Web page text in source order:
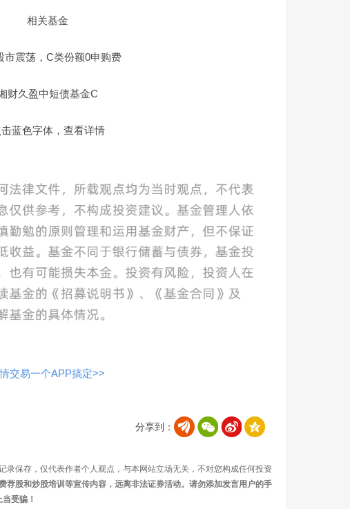
相关基金
市震荡，C类份额0申购费
财久盈中短债基金C
蓝色字体，查看详情
交易一个APP搞定>>
分享到：
录保存，仅代表作者个人观点，与本网站立场无关，不对您构成任何投资
荐股和炒股培训等宣传内容，远离非法证券活动。请勿添加发言用户的手
受骗！